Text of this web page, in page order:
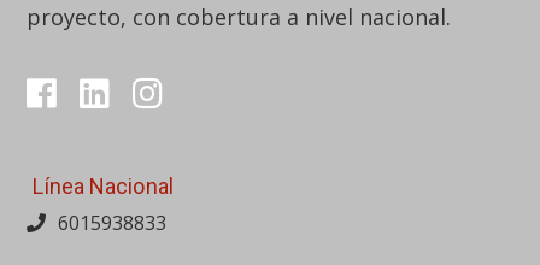
proyecto, con cobertura a nivel nacional.
Línea Nacional
6015938833